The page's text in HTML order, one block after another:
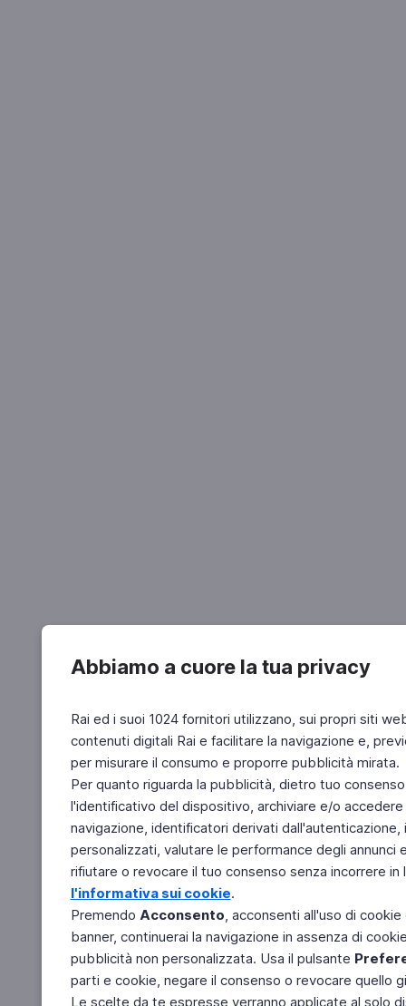
Abbiamo a cuore la tua privacy
Rai ed i suoi 1024 fornitori utilizzano, sui propri siti
contenuti digitali Rai e facilitare la navigazione e,
per misurare il consumo e proporre pubblicità mirata.
Per quanto riguarda la pubblicità, dietro tuo
l'identificativo del dispositivo, archiviare e/o
navigazione, identificatori derivati
personalizzati, valutare le performance degli
rifiutare o revocare il tuo consenso senza incorrere
l'informativa sui cookie.
Premendo Acconsento, acconsenti all'uso di
banner, continuerai la navigazione in assenza di
pubblicità non personalizzata. Usa il pulsante
parti e cookie, negare il consenso o revocare quello
Le scelte da te espresse verranno applicate al solo